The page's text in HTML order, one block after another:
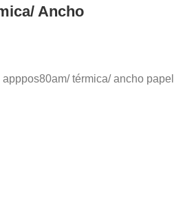
Ancho
térmica/ ancho papel